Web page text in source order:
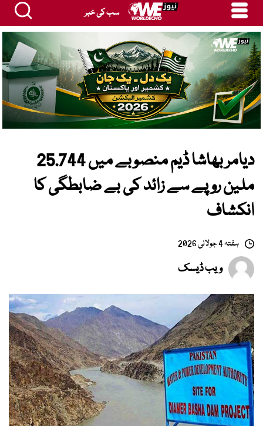
سب کی خبر
دیامر بھاشا ڈیم منصوبے میں 25.744
ملین روپے سے زائد کی بے ضابطگی کا
انکشاف
ہفتہ 4 جولائی 2026
ویب ڈیسک